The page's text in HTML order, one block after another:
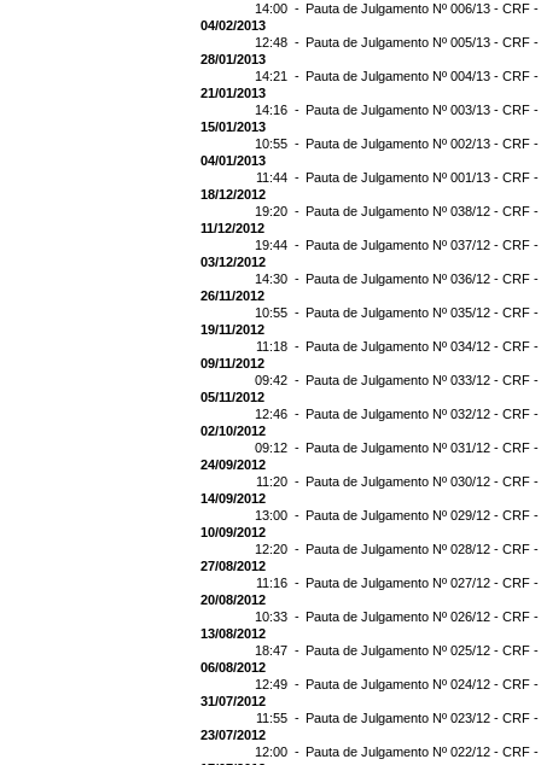
14:00 - Pauta de Julgamento Nº 006/13 - CRF
04/02/2013
12:48 - Pauta de Julgamento Nº 005/13 - CRF
28/01/2013
14:21 - Pauta de Julgamento Nº 004/13 - CRF
21/01/2013
14:16 - Pauta de Julgamento Nº 003/13 - CRF
15/01/2013
10:55 - Pauta de Julgamento Nº 002/13 - CRF
04/01/2013
11:44 - Pauta de Julgamento Nº 001/13 - CRF
18/12/2012
19:20 - Pauta de Julgamento Nº 038/12 - CRF
11/12/2012
19:44 - Pauta de Julgamento Nº 037/12 - CRF
03/12/2012
14:30 - Pauta de Julgamento Nº 036/12 - CRF
26/11/2012
10:55 - Pauta de Julgamento Nº 035/12 - CRF
19/11/2012
11:18 - Pauta de Julgamento Nº 034/12 - CRF
09/11/2012
09:42 - Pauta de Julgamento Nº 033/12 - CRF
05/11/2012
12:46 - Pauta de Julgamento Nº 032/12 - CRF
02/10/2012
09:12 - Pauta de Julgamento Nº 031/12 - CRF
24/09/2012
11:20 - Pauta de Julgamento Nº 030/12 - CRF
14/09/2012
13:00 - Pauta de Julgamento Nº 029/12 - CRF
10/09/2012
12:20 - Pauta de Julgamento Nº 028/12 - CRF
27/08/2012
11:16 - Pauta de Julgamento Nº 027/12 - CRF
20/08/2012
10:33 - Pauta de Julgamento Nº 026/12 - CRF
13/08/2012
18:47 - Pauta de Julgamento Nº 025/12 - CRF
06/08/2012
12:49 - Pauta de Julgamento Nº 024/12 - CRF
31/07/2012
11:55 - Pauta de Julgamento Nº 023/12 - CRF
23/07/2012
12:00 - Pauta de Julgamento Nº 022/12 - CRF